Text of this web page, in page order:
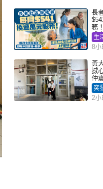
長
務
或
審
學
生
8小
黃
撼心靈 死者
仲
突
2小